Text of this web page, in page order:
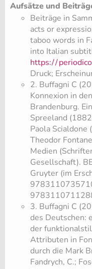
Aufsätze und
Beiträge in
acts or
taboo words in
into Italian
https://
Druck;
2. Buffagni C
Konnexion in
Brandenburg.
Spreeland
Paola Scialdone
Theodor
Medien
Gesellschaft).
Gruyter (im
3. Buffagni C
des Deutschen:
der
Attributen in
durch die Mark
Fandrych, C.;